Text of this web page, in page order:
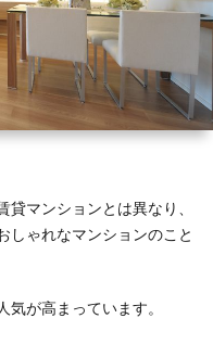
暮
し
マンションとは異なり、
しゃれなマンションのこと
が高まっています。